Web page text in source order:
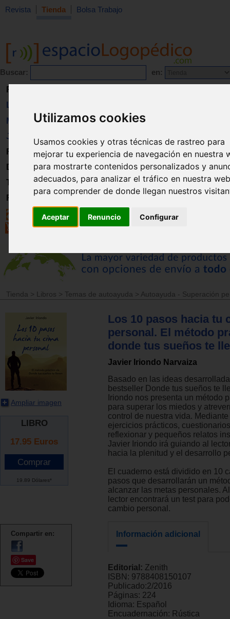
Utilizamos cookies
Usamos cookies y otras técnicas de rastreo para
mejorar tu experiencia de navegación en nuestra
para mostrarte contenidos personalizados y
adecuados, para analizar el tráfico en nuestra
para comprender de donde llegan nuestros
Aceptar Renuncio Configurar
Revista Tienda Bolsa Trabajo
Buscar: en:
Revista
Libros
Material
Juguetes
Formación
Directorio
Trabajo
Registro
Tienda > Libros > Temas de autoayuda > Autoayuda - Superación
Ampliar imagen
LIBRO
17.95 Euros
19.89 Dólares*
Compartir en:
Save
Los 10 pasos hacia tu
personal. El método
donde tus sueños te
Javier Iriondo Narvaiza
Basado en las ideas
bestseller Donde tus sueños te
Iriondo nos presenta un método
para superar los miedos y
control de nuestra vida.
ejercicios prácticos,
reflexionar y pequeños relatos
Javier Iriondo irá guiando al
hacia la plenitud y el desarrollo
El cuaderno está dividido en 10
pasos que desarrollarán un
alcanzar las metas personales.
lector encontrará un test para
cambio personal.
Información adicional
Editorial: Zenith
ISBN: 9788408150107
Publicado:2/2016
Páginas: 224
Idioma: Español
Encuadernación: Rústica